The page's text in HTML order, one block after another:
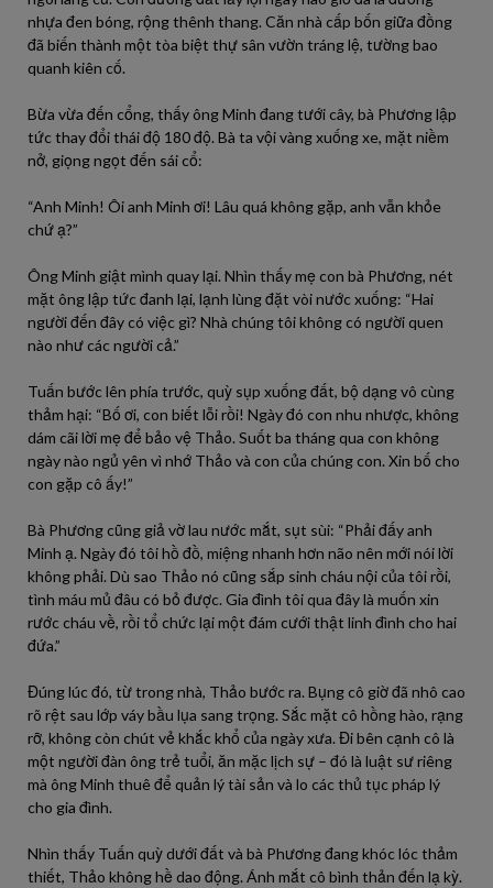
nhựa đen bóng, rộng thênh thang. Căn nhà cấp bốn giữa đồng
đã biến thành một tòa biệt thự sân vườn tráng lệ, tường bao
quanh kiên cố.
Bừa vừa đến cổng, thấy ông Minh đang tưới cây, bà Phương lập
tức thay đổi thái độ 180 độ. Bà ta vội vàng xuống xe, mặt niềm
nở, giọng ngọt đến sái cổ:
“Anh Minh! Ôi anh Minh ơi! Lâu quá không gặp, anh vẫn khỏe
chứ ạ?”
Ông Minh giật mình quay lại. Nhìn thấy mẹ con bà Phương, nét
mặt ông lập tức đanh lại, lạnh lùng đặt vòi nước xuống: “Hai
người đến đây có việc gì? Nhà chúng tôi không có người quen
nào như các người cả.”
Tuấn bước lên phía trước, quỳ sụp xuống đất, bộ dạng vô cùng
thảm hại: “Bố ơi, con biết lỗi rồi! Ngày đó con nhu nhược, không
dám cãi lời mẹ để bảo vệ Thảo. Suốt ba tháng qua con không
ngày nào ngủ yên vì nhớ Thảo và con của chúng con. Xin bố cho
con gặp cô ấy!”
Bà Phương cũng giả vờ lau nước mắt, sụt sùi: “Phải đấy anh
Minh ạ. Ngày đó tôi hồ đồ, miệng nhanh hơn não nên mới nói lời
không phải. Dù sao Thảo nó cũng sắp sinh cháu nội của tôi rồi,
tình máu mủ đâu có bỏ được. Gia đình tôi qua đây là muốn xin
rước cháu về, rồi tổ chức lại một đám cưới thật linh đình cho hai
đứa.”
Đúng lúc đó, từ trong nhà, Thảo bước ra. Bụng cô giờ đã nhô cao
rõ rệt sau lớp váy bầu lụa sang trọng. Sắc mặt cô hồng hào, rạng
rỡ, không còn chút vẻ khắc khổ của ngày xưa. Đi bên cạnh cô là
một người đàn ông trẻ tuổi, ăn mặc lịch sự – đó là luật sư riêng
mà ông Minh thuê để quản lý tài sản và lo các thủ tục pháp lý
cho gia đình.
Nhìn thấy Tuấn quỳ dưới đất và bà Phương đang khóc lóc thảm
thiết, Thảo không hề dao động. Ánh mắt cô bình thản đến lạ kỳ.